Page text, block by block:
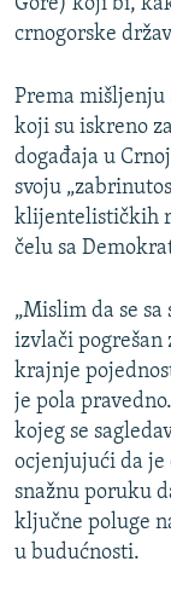
crnogorske
Prema mišljenju
koji su iskreno
događaja u
svoju
klijentelističkih
čelu sa
„Mislim da se
izvlači pogrešan
krajnje
je pola
kojeg se
ocjenjujući da je
snažnu poruku
ključne poluge
u budućnosti.